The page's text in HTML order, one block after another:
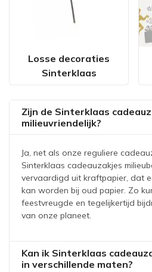
Losse decoraties
Sinterklaas
Zijn de Sinterklaas
milieuvriendelijk?
Ja, net als onze reguliere
Sinterklaas cadeauzakjes
vervaardigd uit kraftpapier, dat
kan worden bij oud papier. Zo
feestvreugde en tegelijkertijd
van onze planeet.
Kan ik Sinterklaas
in verschillende maten?